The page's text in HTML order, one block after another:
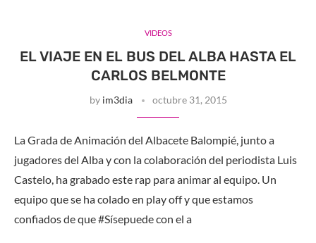
VIDEOS
EL VIAJE EN EL BUS DEL ALBA HASTA EL
CARLOS BELMONTE
by im3dia octubre 31, 2015
La Grada de Animación del Albacete Balompié, junto a
jugadores del Alba y con la colaboración del periodista Luis
Castelo, ha grabado este rap para animar al equipo. Un
equipo que se ha colado en play off y que estamos
confiados de que #Sísepuede con el a